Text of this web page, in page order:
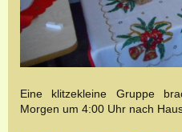
Eine klitzekleine Gruppe
Morgen um 4:00 Uhr nach